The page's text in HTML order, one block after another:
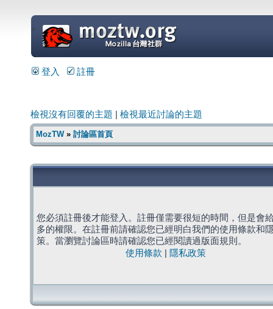
=
登入 註冊
檢視沒有回覆的主題 檢視最近討論的主題
MozTW» 討論區首頁
您必須註冊後才能登入。註冊僅需要很短的時間，但是會
多的權限。在註冊前請確認您已經明白我們的使用條款和
策。當瀏覽討論區時請確認您已經閱讀過版面規則。
使用條款
隱私政策